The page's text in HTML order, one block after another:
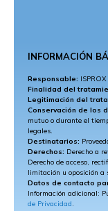
INFORMACIÓN
Responsable:
Finalidad del
Legitimación del
Conservación de los
mutuo o durante el
legales.
Destinatarios:
Derechos: Derecho a
Derecho de acceso,
limitación u oposición a
Datos de contacto
Información adicional:
de Privacidad.